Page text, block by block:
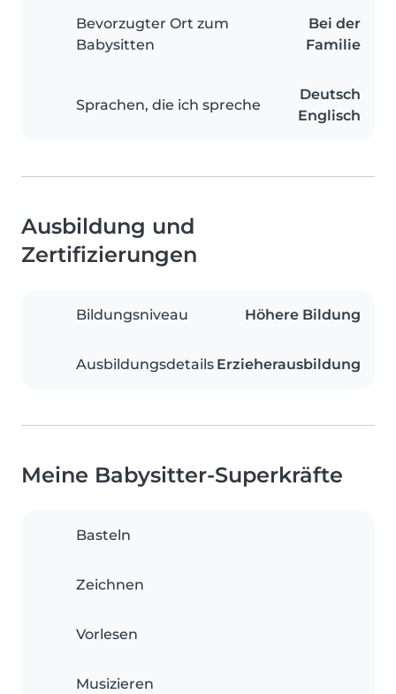
Bevorzugter Ort zum
Babysitten
Bei der
Familie
Sprachen, die ich spreche
Deutsch
Englisch
Ausbildung und
Zertifizierungen
Bildungsniveau Höhere Bildung
Ausbildungsdetails Erzieherausbildung
Meine Babysitter-Superkräfte
Basteln
Zeichnen
Vorlesen
Musizieren